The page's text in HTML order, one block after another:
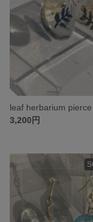
leaf herbarium pierce
3,200円